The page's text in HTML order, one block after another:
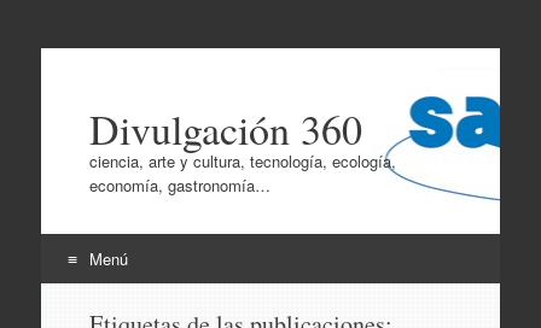
Divulgación 360
ciencia, arte y cultura, tecnología, ecología,
economía, gastronomía…
Menú